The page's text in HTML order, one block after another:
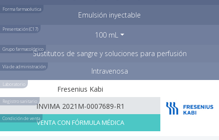
Forma farmacéutica
Emulsión inyectable
Presentación (C17)
100 mL
Grupo farmacológicoSustitutos de sangre y soluciones para perfusión
Vía de administración Intravenosa
Laboratorio
Fresenius Kabi
Registro sanitario
INVIMA 2021M-0007689-R1
Condición de ventaVENTA CON FÓRMULA MÉDICA